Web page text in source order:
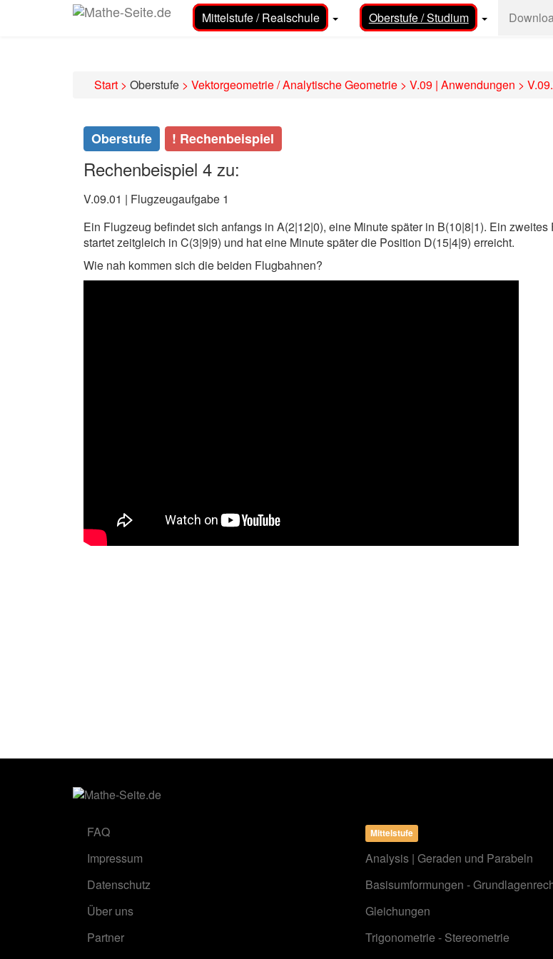
Mittelstufe / Realschule Oberstufe / Studium
Start > Oberstufe > Vektorgeometrie / Analytische Geometrie > V.09 | Anwendungen >
Oberstufe ! Rechenbeispiel
Rechenbeispiel 4 zu:
V.09.01 | Flugzeugaufgabe 1
Ein Flugzeug befindet sich anfangs in A(2|12|0), eine Minute später in B(10|8|1). Ein zweites
startet zeitgleich in C(3|9|9) und hat eine Minute später die Position D(15|4|9) erreicht.
Wie nah kommen sich die beiden Flugbahnen?
FAQ
Impressum
Datenschutz
Über uns
Partner
Mittelstufe
Analysis | Geraden und Parabeln
Basisumformungen -
Gleichungen
Trigonometrie - Stereometrie